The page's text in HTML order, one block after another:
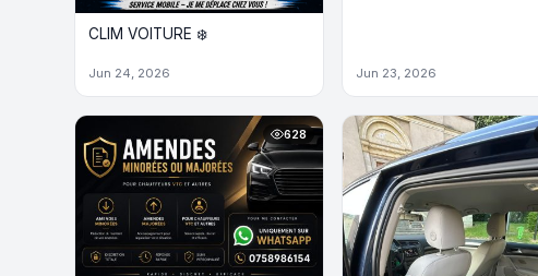
CLIM VOITURE ❄️
Jun 24, 2026 Jun 23, 2026
628